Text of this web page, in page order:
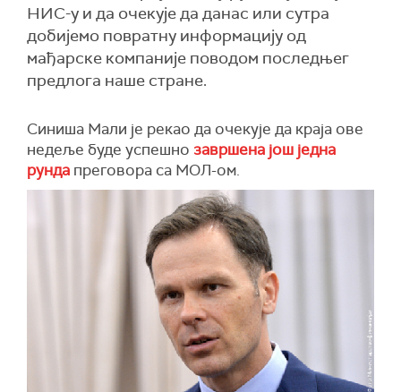
НИС-у и да очекује да данас или сутра
добијемо повратну информацију од
мађарске компаније поводом последњег
предлога наше стране.
Синиша Мали је рекао да очекује да краја ове
недеље буде успешно завршена још једна
рунда преговора са МОЛ-ом.